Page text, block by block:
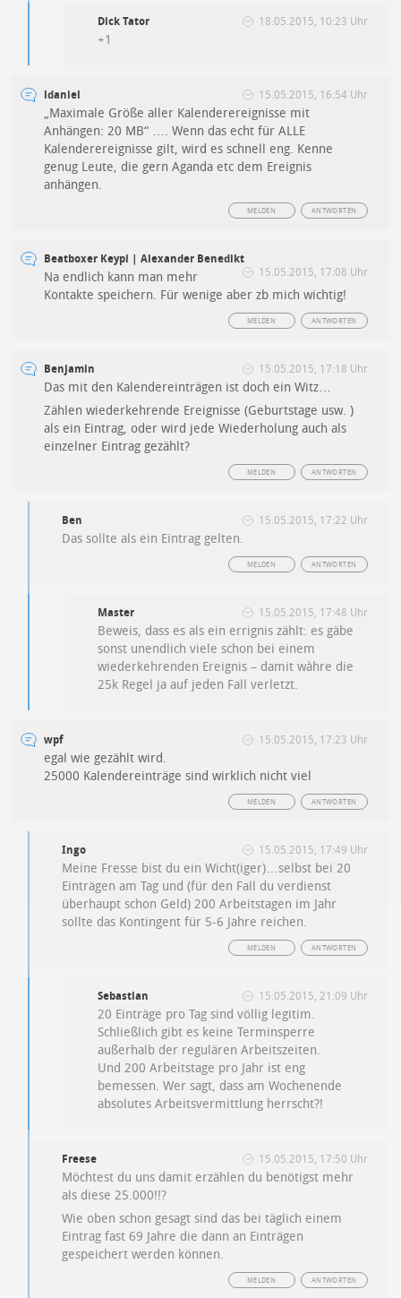
Dick Tator 18.05.2015, 10:23 Uhr
+1
ldaniel 15.05.2015, 16:54 Uhr
„Maximale Größe aller Kalenderereignisse mit
Anhängen: 20 MB“ …. Wenn das echt für ALLE
Kalenderereignisse gilt, wird es schnell eng. Kenne
genug Leute, die gern Aganda etc dem Ereignis
anhängen.
ANTWORTEN
MELDEN
Beatboxer Keypi | Alexander Benedikt
15.05.2015, 17:08 Uhr
Na endlich kann man mehr
Kontakte speichern. Für wenige aber zb mich wichtig!
ANTWORTEN
MELDEN
Benjamin 15.05.2015, 17:18 Uhr
Das mit den Kalendereinträgen ist doch ein Witz…
Zählen wiederkehrende Ereignisse (Geburtstage usw. )
als ein Eintrag, oder wird jede Wiederholung auch als
einzelner Eintrag gezählt?
ANTWORTEN
MELDEN
Ben 15.05.2015, 17:22 Uhr
Das sollte als ein Eintrag gelten.
ANTWORTEN
MELDEN
Master 15.05.2015, 17:48 Uhr
Beweis, dass es als ein errignis zählt: es gäbe
sonst unendlich viele schon bei einem
wiederkehrenden Ereignis – damit wàhre die
25k Regel ja auf jeden Fall verletzt.
wpf 15.05.2015, 17:23 Uhr
egal wie gezählt wird.
25000 Kalendereinträge sind wirklich nicht viel
ANTWORTEN
MELDEN
Ingo 15.05.2015, 17:49 Uhr
Meine Fresse bist du ein Wicht(iger)…selbst bei 20
Einträgen am Tag und (für den Fall du verdienst
überhaupt schon Geld) 200 Arbeitstagen im Jahr
sollte das Kontingent für 5-6 Jahre reichen.
ANTWORTEN
MELDEN
Sebastian 15.05.2015, 21:09 Uhr
20 Einträge pro Tag sind völlig legitim.
Schließlich gibt es keine Terminsperre
außerhalb der regulären Arbeitszeiten.
Und 200 Arbeitstage pro Jahr ist eng
bemessen. Wer sagt, dass am Wochenende
absolutes Arbeitsvermittlung herrscht?!
Freese 15.05.2015, 17:50 Uhr
Möchtest du uns damit erzählen du benötigst mehr
als diese 25.000!!?
Wie oben schon gesagt sind das bei täglich einem
Eintrag fast 69 Jahre die dann an Einträgen
gespeichert werden können.
ANTWORTEN
MELDEN